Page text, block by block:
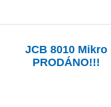
JCB 8010 Mikro
PRODÁNO!!!